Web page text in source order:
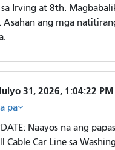
sa Irving at 8th.
Asahan ang mga
31, 2026, 1:04:22 PM
pa
Naayos na ang
Cable Car Line sa